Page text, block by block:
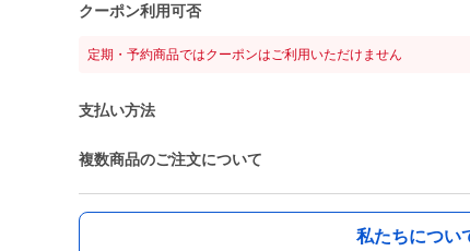
クーポン利用可否
定期・予約商品ではクーポンはご利用いただけません
支払い方法
複数商品のご注文について
私たちについ